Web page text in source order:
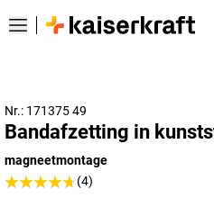
Nr.: 171375 49
Bandafzetting in
magneetmontage
(4)